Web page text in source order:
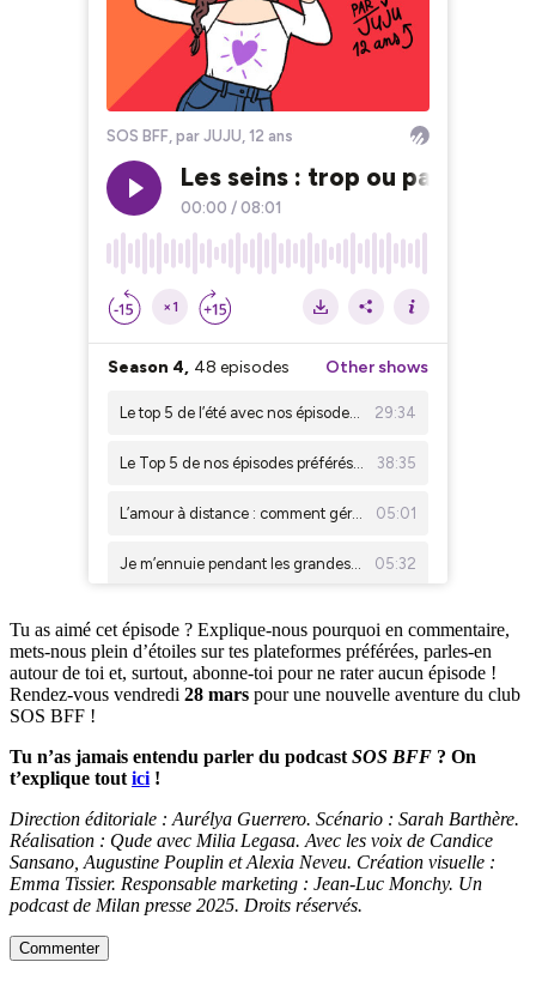
Tu as aimé cet épisode ? Explique-nous pourquoi en commentaire,
mets-nous plein d’étoiles sur tes plateformes préférées, parles-en
autour de toi et, surtout, abonne-toi pour ne rater aucun épisode !
Rendez-vous vendredi 28 mars pour une nouvelle aventure du club
SOS BFF !
Tu n’as jamais entendu parler du podcast SOS BFF ? On
t’explique tout ici !
Direction éditoriale : Aurélya Guerrero. Scénario : Sarah Barthère.
Réalisation : Qude avec Milia Legasa. Avec les voix de Candice
Sansano, Augustine Pouplin et Alexia Neveu. Création visuelle :
Emma Tissier. Responsable marketing : Jean-Luc Monchy. Un
podcast de Milan presse 2025. Droits réservés.
Commenter